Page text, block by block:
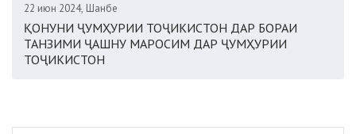
22 июн 2024, Шанбе
ҚОНУНИ ҶУМҲУРИИ ТОҶИКИСТОН ДАР БОРАИ
ТАНЗИМИ ҶАШНУ МАРОСИМ ДАР ҶУМҲУРИИ
ТОҶИКИСТОН